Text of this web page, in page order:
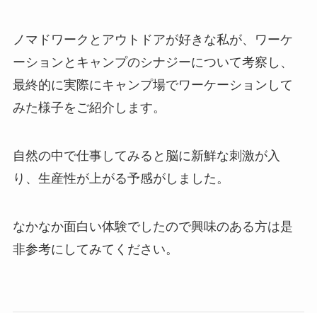
ノマドワークとアウトドアが好きな私が、
ワーケ
ーションとキャンプのシナジーについて考察し、
最終的に実際にキャンプ場でワーケーションして
みた様子をご紹介します。
自然の中で仕事してみると 脳に新鮮な刺激が入
り、 生産性が上がる予感がしました。
なかなか面白い体験でしたので興味のある方は是
非参考にしてみてください。